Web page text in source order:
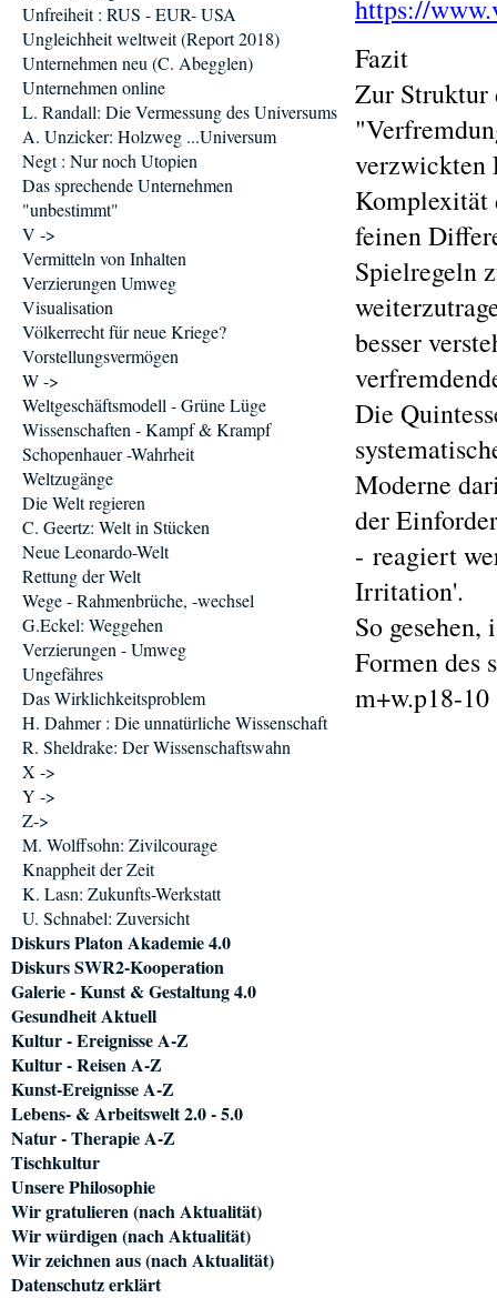
https://
Fazit
Zur Struktur
verzwickten
Komplexität
feinen
Spielregeln
besser
Die
Moderne
der
- reagiert
Irritation'.
So gesehen,
Formen des
m+w.p18-10
Unfreiheit : RUS - EUR- USA
Ungleichheit weltweit (Report 2018)
Unternehmen neu (C. Abegglen)
Unternehmen online
L. Randall: Die Vermessung des Universums
A. Unzicker: Holzweg ...Universum
Negt : Nur noch Utopien
Das sprechende Unternehmen
"unbestimmt"
V ->
Vermitteln von Inhalten
Verzierungen Umweg
Visualisation
Völkerrecht für neue Kriege?
Vorstellungsvermögen
W ->
Weltgeschäftsmodell - Grüne Lüge
Wissenschaften - Kampf & Krampf
Schopenhauer -Wahrheit
Weltzugänge
Die Welt regieren
C. Geertz: Welt in Stücken
Neue Leonardo-Welt
Rettung der Welt
Wege - Rahmenbrüche, -wechsel
G.Eckel: Weggehen
Verzierungen - Umweg
Ungefähres
Das Wirklichkeitsproblem
H. Dahmer : Die unnatürliche Wissenschaft
R. Sheldrake: Der Wissenschaftswahn
X ->
Y ->
Z->
M. Wolffsohn: Zivilcourage
Knappheit der Zeit
K. Lasn: Zukunfts-Werkstatt
U. Schnabel: Zuversicht
Diskurs Platon Akademie 4.0
Diskurs SWR2-Kooperation
Galerie - Kunst & Gestaltung 4.0
Gesundheit Aktuell
Kultur - Ereignisse A-Z
Kultur - Reisen A-Z
Kunst-Ereignisse A-Z
Lebens- & Arbeitswelt 2.0 - 5.0
Natur - Therapie A-Z
Tischkultur
Unsere Philosophie
Wir gratulieren (nach Aktualität)
Wir würdigen (nach Aktualität)
Wir zeichnen aus (nach Aktualität)
Datenschutz erklärt